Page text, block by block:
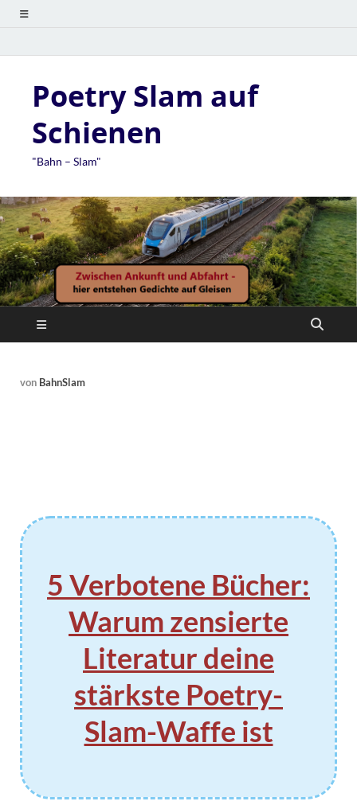
Poetry Slam auf
Schienen
"Bahn – Slam"
von BahnSlam
5 Verbotene Bücher:
Warum zensierte
Literatur deine
stärkste Poetry-
Slam-Waffe ist